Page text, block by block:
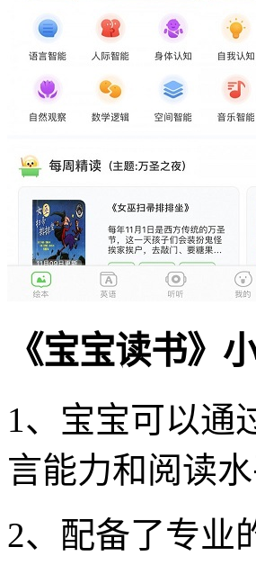
《宝宝读书》
1、宝宝可以通
言能力和阅读水
2、配备了专业